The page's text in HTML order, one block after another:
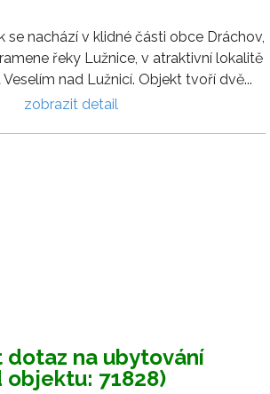
se nachází v klidné části obce Dráchov,
řeky Lužnice, v atraktivní lokalitě
nad Lužnicí. Objekt tvoří dvě...
zobrazit detail
dotaz na ubytování
objektu: 71828)